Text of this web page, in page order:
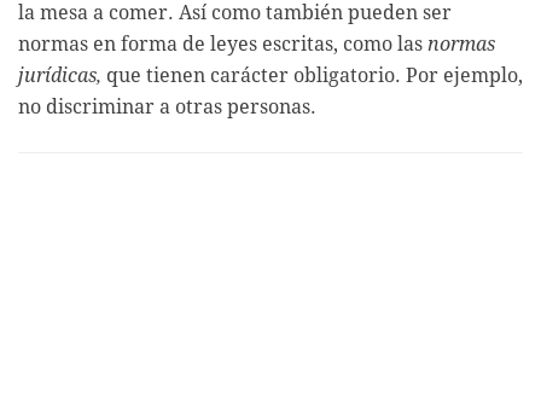
la mesa a comer. Así como también pueden ser
normas en forma de leyes escritas, como las normas
jurídicas, que tienen carácter obligatorio. Por ejemplo,
no discriminar a otras personas.